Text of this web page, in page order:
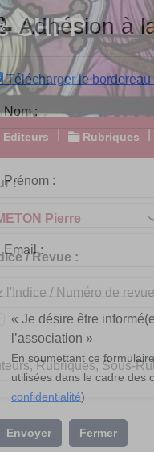
SHPP
Editeurs Rubriques
:
/ Revue :
Adhésion à
Télécharger le bordereau
Nom :
« Je désire être
l’association »
En soumettant ce
utilisées dans le cadre des
confidentialité)